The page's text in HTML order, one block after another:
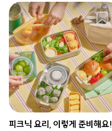
피크닉 요리, 이렇게 준비해요!